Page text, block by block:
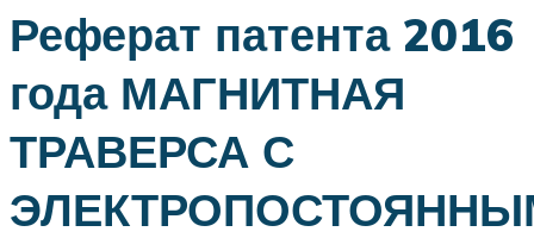
Реферат патента 2016
года МАГНИТНАЯ
ТРАВЕРСА С